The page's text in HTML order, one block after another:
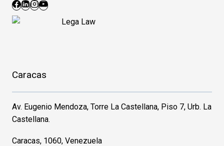
Caracas
Av. Eugenio Mendoza, Torre La Castellana, Piso 7, Urb. La
Castellana.
Caracas, 1060, Venezuela